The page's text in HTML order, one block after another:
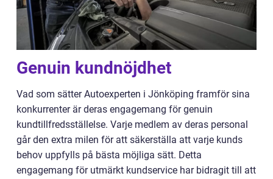
Genuin kundnöjdhet
Vad som sätter Autoexperten i Jönköping framför sina
konkurrenter är deras engagemang för genuin
kundtillfredsställelse. Varje medlem av deras personal
går den extra milen för att säkerställa att varje kunds
behov uppfylls på bästa möjliga sätt. Detta
engagemang för utmärkt kundservice har bidragit till att